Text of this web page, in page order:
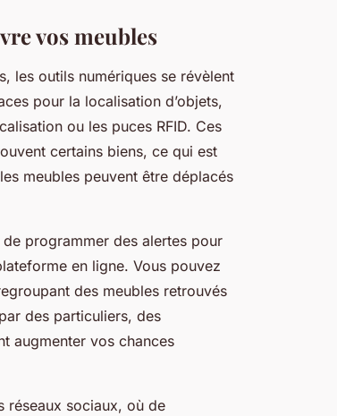
vos meubles
les outils numériques se révèlent
pour la localisation d’objets,
ou les puces RFID. Ces
certains biens, ce qui est
meubles peuvent être déplacés
programmer des alertes pour
en ligne. Vous pouvez
des meubles retrouvés
des particuliers, des
augmenter vos chances
réseaux sociaux, où de